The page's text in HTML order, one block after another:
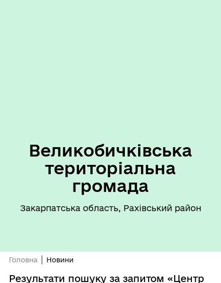
Великобичківська
територіальна
громада
Закарпатська область, Рахівський район
Головна Новини
Результати пошуку за запитом «Центр